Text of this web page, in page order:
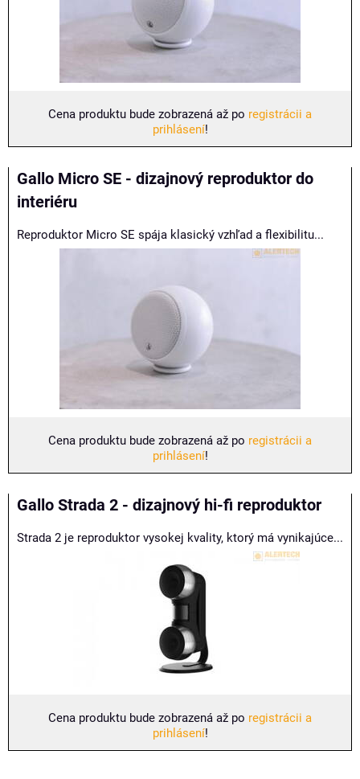
Cena produktu bude zobrazená až po registrácii a
prihlásení!
Gallo Micro SE - dizajnový reproduktor do
interiéru
Reproduktor Micro SE spája klasický vzhľad a flexibilitu...
Cena produktu bude zobrazená až po registrácii a
prihlásení!
Gallo Strada 2 - dizajnový hi-fi reproduktor
Strada 2 je reproduktor vysokej kvality, ktorý má vynikajúce...
Cena produktu bude zobrazená až po registrácii a
prihlásení!